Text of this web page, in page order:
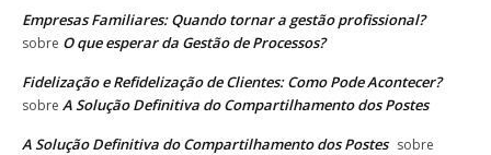
Empresas Familiares: Quando tornar a gestão profissional?
sobre O que esperar da Gestão de Processos?
Fidelização e Refidelização de Clientes: Como Pode Acontecer?
sobre A Solução Definitiva do Compartilhamento dos Postes
A Solução Definitiva do Compartilhamento dos Postes sobre